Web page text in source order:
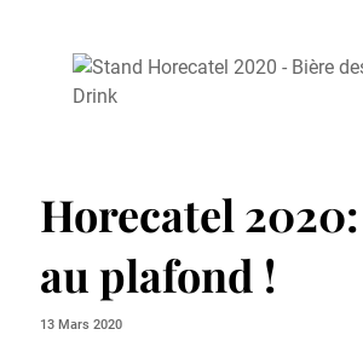
Horecatel
au plafond !
13 Mars 2020